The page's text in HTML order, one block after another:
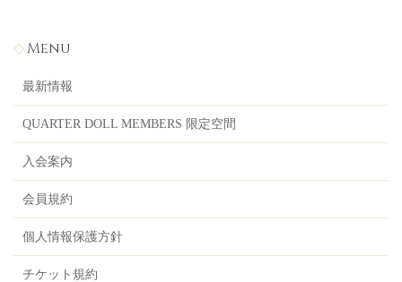
Menu
最新情報
QUARTER DOLL MEMBERS 限定空間
入会案内
会員規約
個人情報保護方針
チケット規約